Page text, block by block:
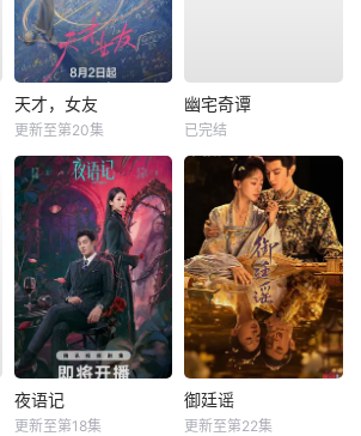
天才，女友
更新至第20集
幽宅奇谭
已完结
夜语记
更新至第18集
御廷谣
更新至第22集